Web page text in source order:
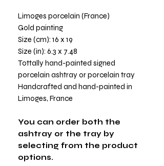
Limoges porcelain (France)
Gold painting
Size (cm): 16 x 19
Size (in): 6.3 x 7.48
Tottally hand-painted signed
porcelain ashtray or porcelain tray
Handcrafted and hand-painted in
Limoges, France
You can order both the
ashtray or the tray by
selecting from the product
options.